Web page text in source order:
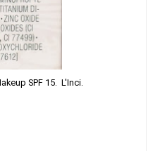
SPF 15. L'Inci.